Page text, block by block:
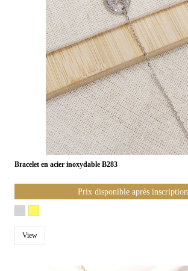
Bracelet en acier inoxydable B283
Prix disponible après inscription
View